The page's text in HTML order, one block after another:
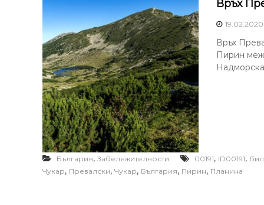
Връх
19.02.2020
Връх
Пирин
България, Забележителности 00191, ID00191,
Чукар, Превалски, Чукар, България, Пирин, Планина